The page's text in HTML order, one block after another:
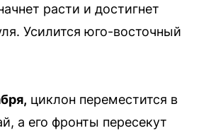
расти и достигнет
Усилится юго-восточный
циклон переместится в
а его фронты пересекут